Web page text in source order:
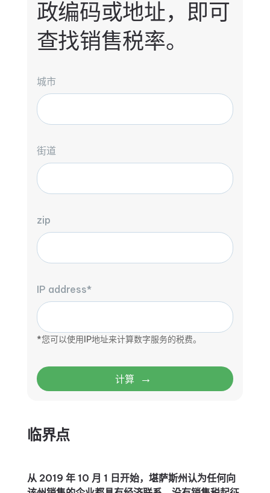
政编码或地址，即可
查找销售税率。
城市
街道
zip
IP address*
*您可以使用IP地址来计算数字服务的税费。
计算 →
临界点
从 2019 年 10 月 1 日开始，堪萨斯州认为任何向